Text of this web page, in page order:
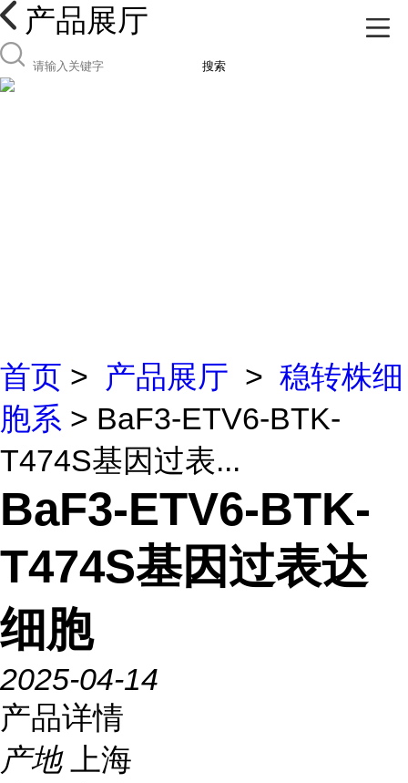
产品展厅
搜索
首页 > 产品展厅 > 稳转株细
胞系 > BaF3-ETV6-BTK-
T474S基因过表...
BaF3-ETV6-BTK-
T474S基因过表达
细胞
2025-04-14
产品详情
产地
上海